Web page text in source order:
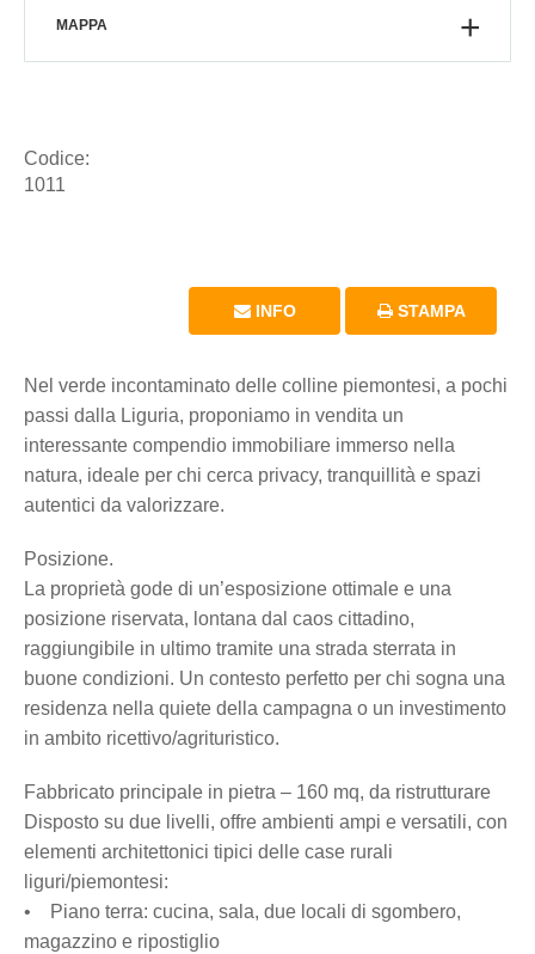
MAPPA
INFO STAMPA
Codice:
1011
Nel verde incontaminato delle colline piemontesi, a pochi
passi dalla Liguria, proponiamo in vendita un
interessante compendio immobiliare immerso nella
natura, ideale per chi cerca privacy, tranquillità e spazi
autentici da valorizzare.
Posizione.
La proprietà gode di un’esposizione ottimale e una
posizione riservata, lontana dal caos cittadino,
raggiungibile in ultimo tramite una strada sterrata in
buone condizioni. Un contesto perfetto per chi sogna una
residenza nella quiete della campagna o un investimento
in ambito ricettivo/agrituristico.
Fabbricato principale in pietra – 160 mq, da ristrutturare
Disposto su due livelli, offre ambienti ampi e versatili, con
elementi architettonici tipici delle case rurali
liguri/piemontesi:
• Piano terra: cucina, sala, due locali di sgombero,
magazzino e ripostiglio